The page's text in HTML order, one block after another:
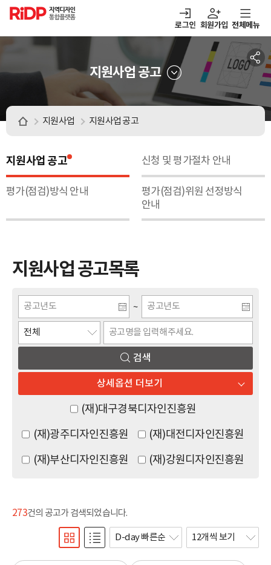
RiDP 지역디자인
통합플랫폼
로그인 회원가입
열기 알림마당
열기 아이디어뱅크
전체메뉴
지원사업 공고
지원사업 지원사업 공고
지원사업 공고 신청 및 평가절차 안내
평가(점검)방식 안내
평가(점검)위원 선정방식
안내
지원사업 공고목록
~
검색
상세옵션 더보기
(재)대구경북디자인진흥원
(재)광주디자인진흥원
(재)대전디자인진흥원
(재)부산디자인진흥원
(재)강원디자인진흥원
273건의 공고가 검색되었습니다.